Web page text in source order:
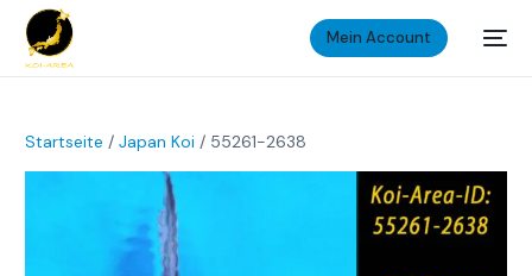
Mein Account
Startseite /Japan Koi / 55261-2638